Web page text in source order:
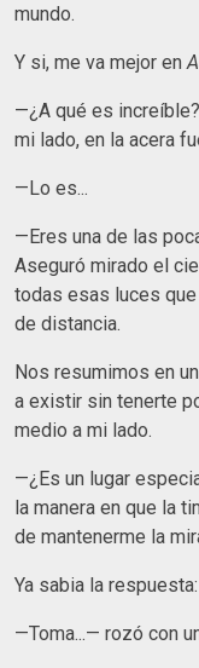
mundo.
Y si, me va mejor en
—¿A qué es
mi lado, en la acera
—Lo es...
—Eres una de las
Aseguró mirado el
todas esas luces
de distancia.
Nos resumimos en
a existir sin tenerte
medio a mi lado.
—¿Es un lugar
la manera en que la
de mantenerme la
Ya sabia la
—Toma...— rozó con